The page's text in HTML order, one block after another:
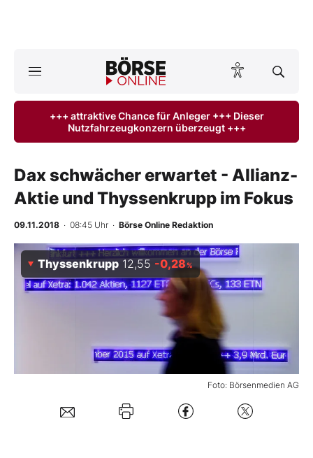
Anlageprodukte
Finanz-Check
Abo & Shop
Experten
Mein Konto
+++ attraktive Chance für Anleger +++ Dieser
Nutzfahrzeugkonzern überzeugt +++
Dax schwächer erwartet - Allianz-
Aktie und Thyssenkrupp im Fokus
09.11.2018 · 08:45 Uhr · Börse Online Redaktion
Foto: Börsenmedien AG
Thyssenkrupp 12,55 -0,28%